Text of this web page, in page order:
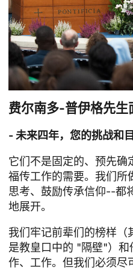
费尔南多-普伊格先生
- 未来四年，您的挑战和
它们不是固定的、预先确
福传工作的需要。我们
思考、鼓励传承信仰--都
地展开。
我们牢记前辈们的榜样（
是教皇口中的 "隔壁"）
作、工作。但我们必须尽